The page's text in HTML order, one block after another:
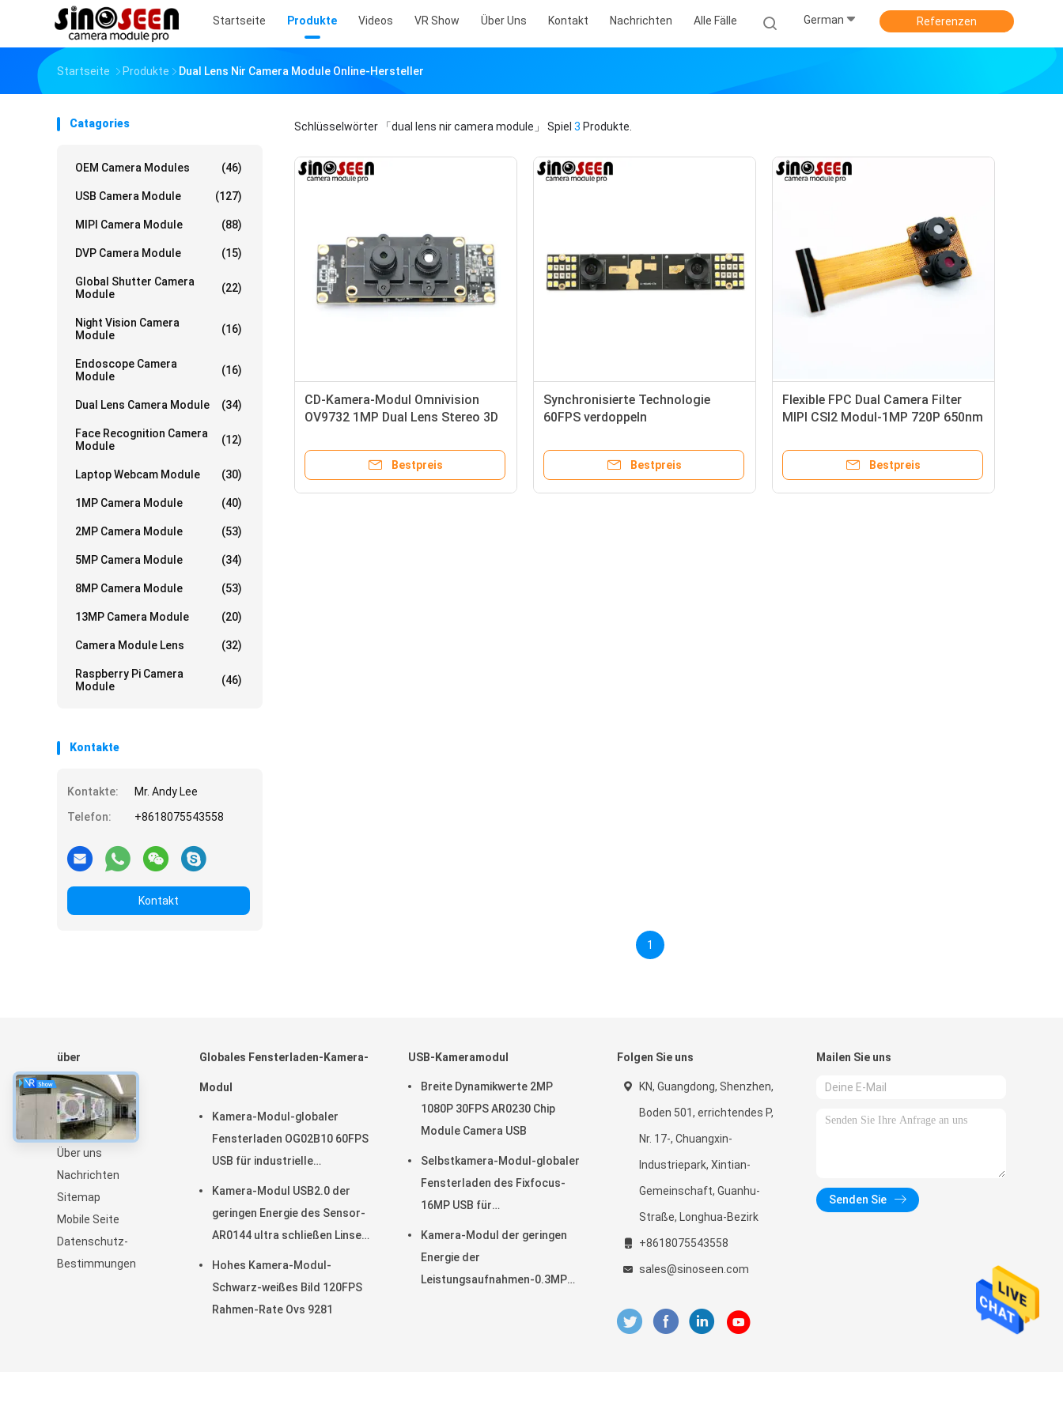
Startseite Produkte Videos VR Show Über Uns Kontakt Nachrichten Alle Fälle German Referenzen
Startseite Produkte Dual Lens Nir Camera Module Online-Hersteller
Catagories
OEM Camera Modules (46)
USB Camera Module (127)
MIPI Camera Module (88)
DVP Camera Module (15)
Global Shutter Camera
Module
(22)
Night Vision Camera
Module
(16)
Endoscope Camera
Module
(16)
Dual Lens Camera Module (34)
Face Recognition Camera
Module
(12)
Laptop Webcam Module (30)
1MP Camera Module (40)
2MP Camera Module (53)
5MP Camera Module (34)
8MP Camera Module (53)
13MP Camera Module (20)
Camera Module Lens (32)
Raspberry Pi Camera
Module
(46)
Kontakte
Kontakte:
Mr. Andy Lee
Telefon:
+8618075543558
Kontakt
Schlüsselwörter 「dual lens nir camera module」 Spiel 3 Produkte.
CD-Kamera-Modul Omnivision
OV9732 1MP Dual Lens Stereo 3D
Bestpreis
Synchronisierte Technologie
60FPS verdoppeln
Kamera-Modul-2.5MP 3D
Bestpreis
Flexible FPC Dual Camera Filter
MIPI CSI2 Modul-1MP 720P 650nm
Bestpreis
1
über
Startseite
Produkte
VR Show
Über uns
Nachrichten
Sitemap
Mobile Seite
Datenschutz-
Bestimmungen
Globales Fensterladen-Kamera-
Modul
Kamera-Modul-globaler
Fensterladen OG02B10 60FPS
USB für industrielle
Kamera-Modul USB2.0 der
geringen Energie des Sensor-
AR0144 ultra schließen Linse
Hohes Kamera-Modul-
Schwarz-weißes Bild 120FPS
Rahmen-Rate Ovs 9281
USB-Kameramodul
Breite Dynamikwerte 2MP
1080P 30FPS AR0230 Chip
Module Camera USB
Selbstkamera-Modul-globaler
Fensterladen des Fixfocus-
16MP USB für
Kamera-Modul der geringen
Energie der
Leistungsaufnahmen-0.3MP
Folgen Sie uns
KN, Guangdong, Shenzhen,
Boden 501, errichtendes P,
Nr. 17-, Chuangxin-
Industriepark, Xintian-
Gemeinschaft, Guanhu-
Straße, Longhua-Bezirk
+8618075543558
sales@sinoseen.com
Mailen Sie uns
Senden Sie